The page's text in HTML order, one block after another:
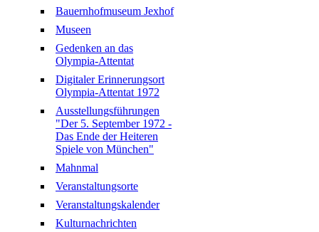
Bauernhofmuseum Jexhof
Museen
Gedenken an das
Olympia-Attentat
Digitaler Erinnerungsort
Olympia-Attentat 1972
Ausstellungsführungen
"Der 5. September 1972 -
Das Ende der Heiteren
Spiele von München"
Mahnmal
Veranstaltungsorte
Veranstaltungskalender
Kulturnachrichten